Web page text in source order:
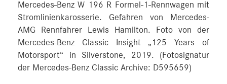
Mercedes-Benz W 196 R Formel-1-Rennwagen mit
Stromlinienkarosserie. Gefahren von Mercedes-
AMG Rennfahrer Lewis Hamilton. Foto von der
Mercedes-Benz Classic Insight „125 Years of
Motorsport“ in Silverstone, 2019. (Fotosignatur
der Mercedes-Benz Classic Archive: D595659)